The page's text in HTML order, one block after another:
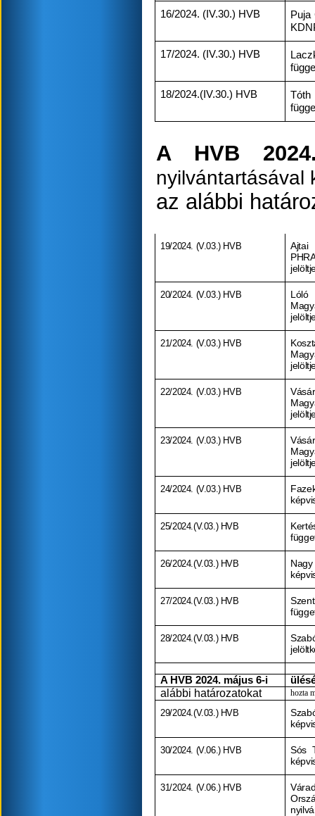
16/2024. (IV.30.) HVB
Puja
17/2024. (IV.30.) HVB
18/2024.(IV.30.) HVB
A HVB
nyilvántartásával
az alábbi
19/2024. (V.03.) HVB
Ajtai
20/2024. (V.03.) HVB
Lóló
21/2024. (V.03.) HVB
22/2024. (V.03.) HVB
23/2024. (V.03.) HVB
24/2024. (V.03.) HVB
25/2024.(V.03.) HVB
26/2024.(V.03.) HVB
27/2024.(V.03.) HVB
28/2024.(V.03.) HVB
A HVB 2024. május 6-i
alábbi határozatokat hozta
29/2024.(V.03.) HVB
30/2024. (V.06.) HVB
Sós
31/2024. (V.06.) HVB